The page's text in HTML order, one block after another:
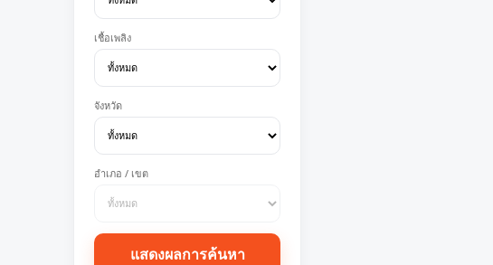
เชื้อเพลิง
จังหวัด
อำเภอ / เขต
แสดงผลการค้นหา